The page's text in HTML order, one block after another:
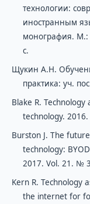
технологии:
иностранным
монография. М.:
с.
Щукин А.Н.
практика: уч.
Blake R.
technology.
Burston J. The
technology:
2017. Vol. 21. №
Kern R. Technology
the internet for